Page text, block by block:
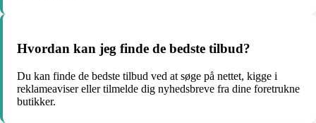
Hvordan kan jeg finde de bedste tilbud?
Du kan finde de bedste tilbud ved at søge på nettet, kigge i
reklameaviser eller tilmelde dig nyhedsbreve fra dine foretrukne
butikker.